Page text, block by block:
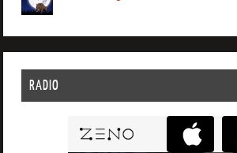
RADIO